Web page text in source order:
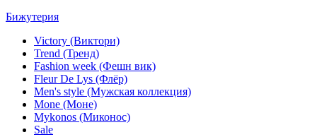
Бижутерия
Victory (Виктори)
Trend (Тренд)
Fashion week (Фешн вик)
Fleur De Lys (Флёр)
Men's style (Мужская коллекция)
Mone (Моне)
Mykonos (Миконос)
Sale